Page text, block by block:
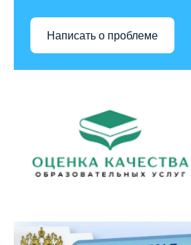
Написать о проблеме